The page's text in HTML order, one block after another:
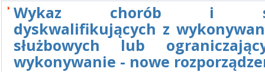
Wykaz chorób i
dyskwalifikujących z
służbowych lub
wykonywanie - nowe